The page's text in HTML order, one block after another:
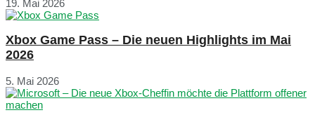
19. Mai 2026
Xbox Game Pass – Die neuen Highlights im Mai
2026
5. Mai 2026